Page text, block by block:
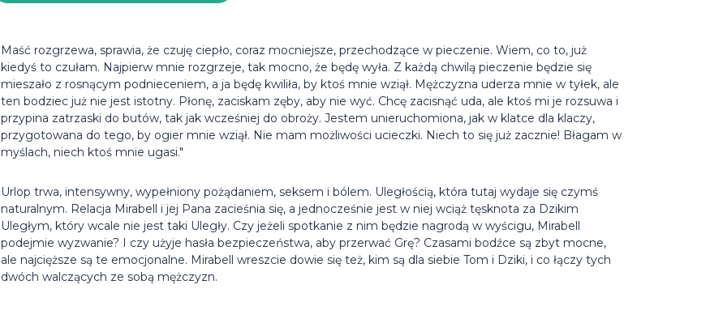
Maść rozgrzewa, sprawia, że czuję ciepło, coraz mocniejsze, przechodzące w pieczenie. Wiem, co to, już
kiedyś to czułam. Najpierw mnie rozgrzeje, tak mocno, że będę wyła. Z każdą chwilą pieczenie będzie się
mieszało z rosnącym podnieceniem, a ja będę kwiliła, by ktoś mnie wziął. Mężczyzna uderza mnie w tyłek, ale
ten bodziec już nie jest istotny. Płonę, zaciskam zęby, aby nie wyć. Chcę zacisnąć uda, ale ktoś mi je rozsuwa i
przypina zatrzaski do butów, tak jak wcześniej do obroży. Jestem unieruchomiona, jak w klatce dla klaczy,
przygotowana do tego, by ogier mnie wziął. Nie mam możliwości ucieczki. Niech to się już zacznie! Błagam w
myślach, niech ktoś mnie ugasi."
Urlop trwa, intensywny, wypełniony pożądaniem, seksem i bólem. Uległością, która tutaj wydaje się czymś
naturalnym. Relacja Mirabell i jej Pana zacieśnia się, a jednocześnie jest w niej wciąż tęsknota za Dzikim
Uległym, który wcale nie jest taki Uległy. Czy jeżeli spotkanie z nim będzie nagrodą w wyścigu, Mirabell
podejmie wyzwanie? I czy użyje hasła bezpieczeństwa, aby przerwać Grę? Czasami bodźce są zbyt mocne,
ale najcięższe są te emocjonalne. Mirabell wreszcie dowie się też, kim są dla siebie Tom i Dziki, i co łączy tych
dwóch walczących ze sobą mężczyzn.